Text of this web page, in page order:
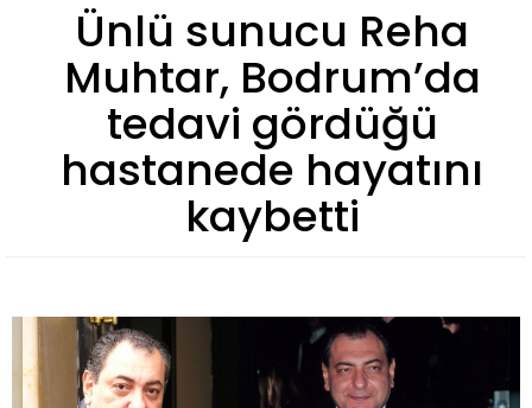
Ünlü sunucu Reha
Muhtar, Bodrum’da
tedavi gördüğü
hastanede hayatını
kaybetti